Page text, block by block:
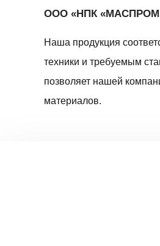
ООО «НПК
Наша продукция
техники и требуемым
позволяет нашей
материалов.